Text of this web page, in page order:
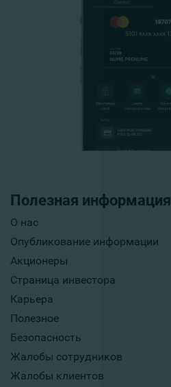
Полезная информация
О нас
Опубликование информации
Акционеры
Страница инвестора
Карьера
Полезное
Безопасность
Жалобы сотрудников
Жалобы клиентов